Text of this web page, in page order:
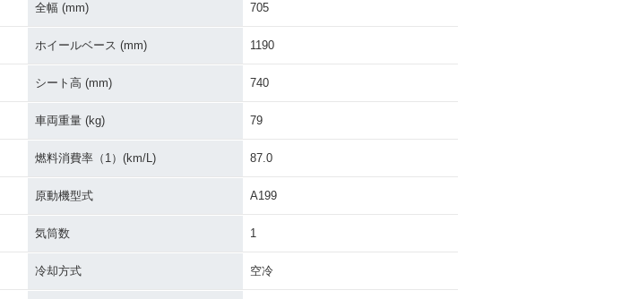
全幅 (mm) 705
ホイールベース (mm) 1190
シート高 (mm) 740
車両重量 (kg) 79
燃料消費率（1）(km/L) 87.0
原動機型式 A199
気筒数 1
冷却方式 空冷